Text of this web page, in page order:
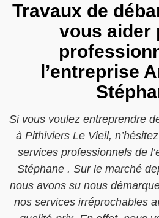
Travaux de
vous aider
l’entreprise
Si vous voulez entreprendre
à Pithiviers Le Vieil,
services professionnels de
Stéphane . Sur le marché
nous avons su nous
nos services irréprochables